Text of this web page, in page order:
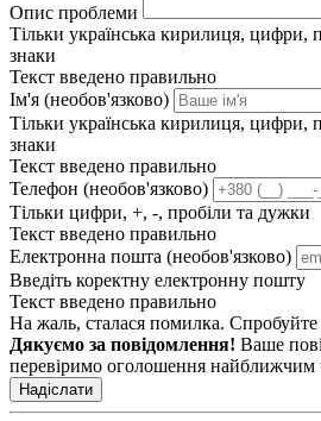
Опис проблеми
Тільки українська кирилиця, цифри,
знаки
Текст введено правильно
Ім'я (необов'язково)
Тільки українська кирилиця, цифри,
знаки
Текст введено правильно
Телефон (необов'язково)
Тільки цифри, +, -, пробіли та дужки
Текст введено правильно
Електронна пошта (необов'язково)
Введіть коректну електронну пошту
Текст введено правильно
На жаль, сталася помилка. Спробуйте
Дякуємо за повідомлення! Ваше
перевіримо оголошення найближчим
Надіслати